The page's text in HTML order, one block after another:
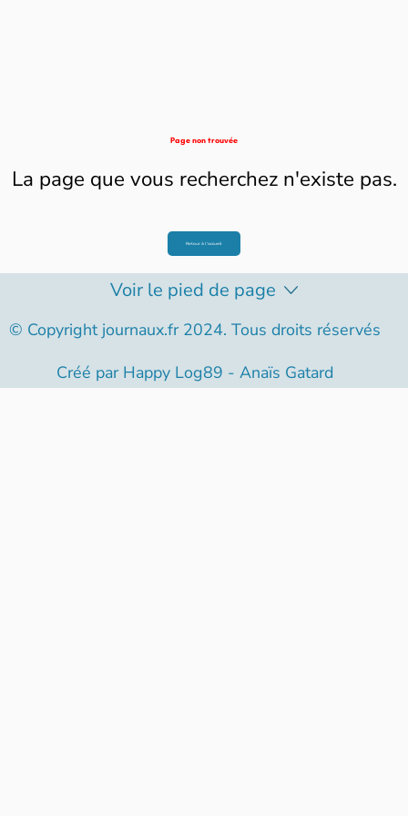
Page non trouvée
La page que vous recherchez n'existe pas.
Retour à l'accueil
Voir le pied de page
© Copyright journaux.fr 2024. Tous droits réservés
Créé par Happy Log89 - Anaïs Gatard